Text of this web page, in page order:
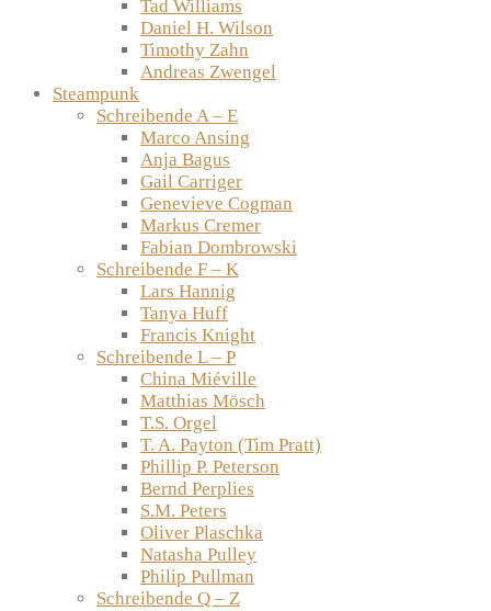
Tad Williams
Daniel H. Wilson
Timothy Zahn
Andreas Zwengel
Steampunk
Schreibende A – E
Marco Ansing
Anja Bagus
Gail Carriger
Genevieve Cogman
Markus Cremer
Fabian Dombrowski
Schreibende F – K
Lars Hannig
Tanya Huff
Francis Knight
Schreibende L – P
China Miéville
Matthias Mösch
T.S. Orgel
T. A. Payton (Tim Pratt)
Phillip P. Peterson
Bernd Perplies
S.M. Peters
Oliver Plaschka
Natasha Pulley
Philip Pullman
Schreibende Q – Z